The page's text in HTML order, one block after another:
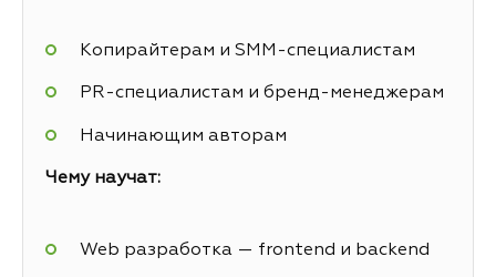
Копирайтерам и SMM-специалистам
PR-специалистам и бренд-менеджерам
Начинающим авторам
Чему научат:
Web разработка — frontend и backend